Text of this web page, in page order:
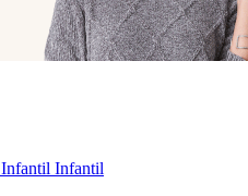
Infantil Infantil